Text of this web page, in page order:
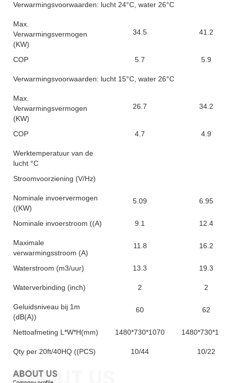
Verwarmingsvoorwaarden: lucht 24°C, water 26°C
Max.
Verwarmingsvermogen
(KW)
34.5 41.2
COP 5.7 5.9
Verwarmingsvoorwaarden: lucht 15°C, water 26°C
Max.
Verwarmingsvermogen
(KW)
26.7 34.2
COP 4.7 4.9
Werktemperatuur van de
lucht °C
Stroomvoorziening (V/Hz)
Nominale invoervermogen
((KW)
5.09 6.95
Nominale invoerstroom ((A) 9.1 12.4
Maximale
verwarmingsstroom (A)
11.8 16.2
Waterstroom (m3/uur) 13.3 19.3
Waterverbinding (inch) 2 2
Geluidsniveau bij 1m
(dB(A))
60 62
Nettoafmeting L*W*H(mm) 1480*730*1070
Qty per 20ft/40HQ ((PCS) 10/44 10/22